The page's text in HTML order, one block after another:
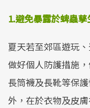
1.避免暴露於蜱蟲孳
夏天若至郊區遊玩
做好個人防護措施
長筒襪及長靴等保
外，在於衣物及皮